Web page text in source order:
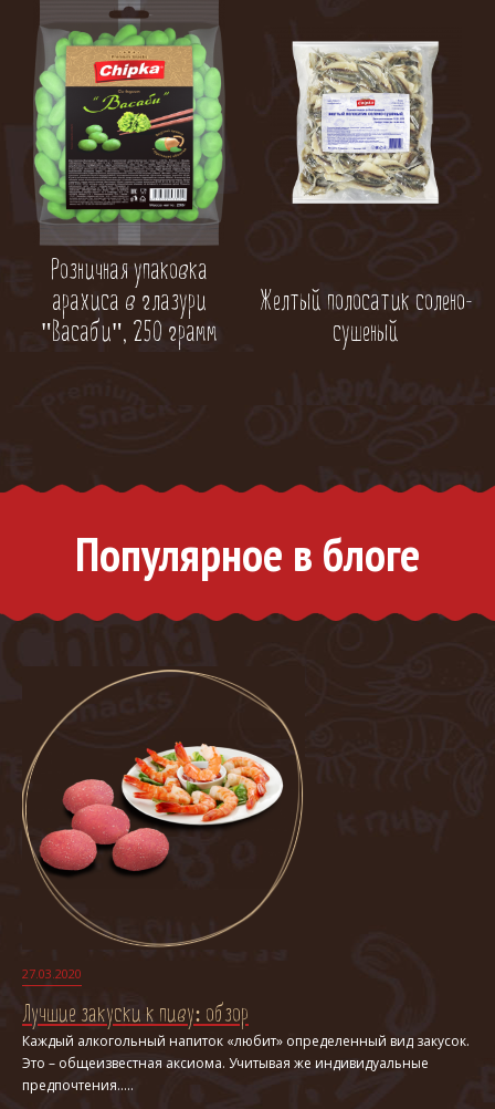
Розничная упаковка
арахиса в глазури
"Васаби", 250 грамм
Желтый полосатик солено-
сушеный
Популярное в блоге
27.03.2020
Лучшие закуски к пиву: обзор
Каждый алкогольный напиток «любит» определенный вид закусок.
Это – общеизвестная аксиома. Учитывая же индивидуальные
предпочтения.....